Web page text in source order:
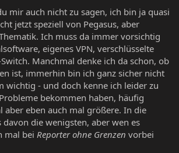
mir auch nicht zu sagen, ich bin ja quasi
jetzt speziell von Pegasus, aber
Ich muss da immer vorsichtig
eigenes VPN, verschlüsselte
Manchmal denke ich da schon, ob
ist, immerhin bin ich ganz sicher nicht
wichtig - und doch kenne ich leider zu
bekommen haben, häufig
aber eben auch mal größere. In die
davon die wenigsten, aber wen es
mal bei Reporter ohne Grenzen vorbei